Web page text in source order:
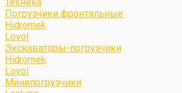
Погрузчики фронтальные
Hidromek
Lovol
Экскаваторы-погрузчики
Hidromek
Lovol
Минипогрузчики